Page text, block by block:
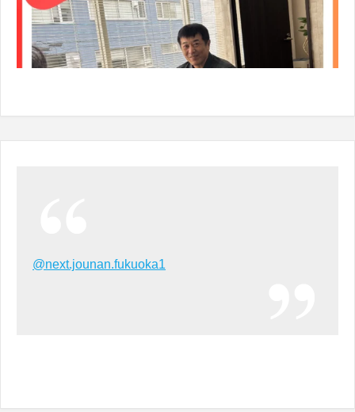
@next.jounan.fukuoka1